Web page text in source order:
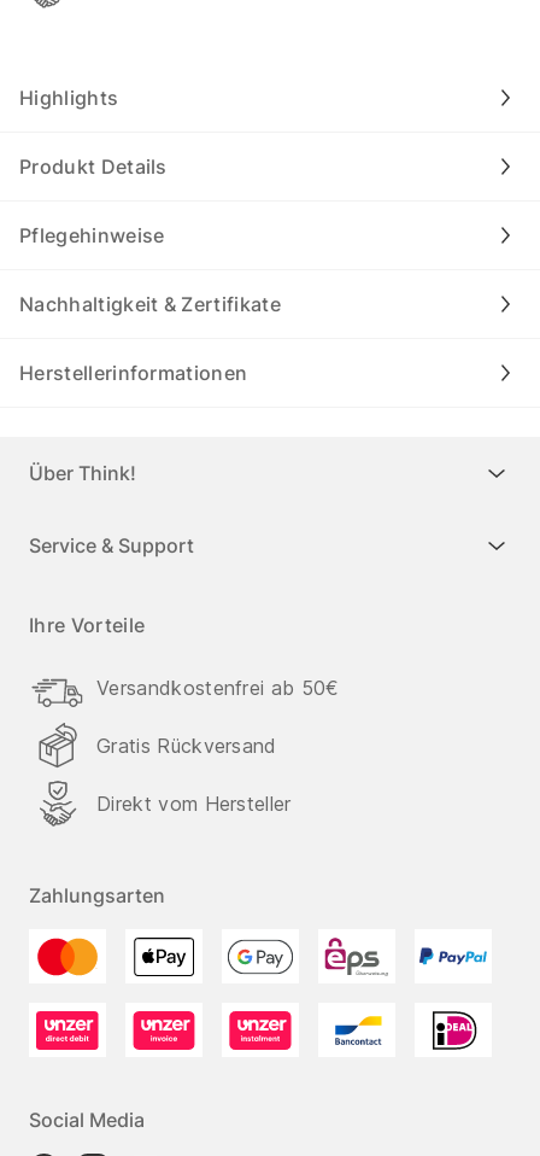
Highlights
Produkt Details
Pflegehinweise
Nachhaltigkeit & Zertifikate
Herstellerinformationen
Über Think!
Service & Support
Ihre Vorteile
Versandkostenfrei ab 50€
Gratis Rückversand
Direkt vom Hersteller
Zahlungsarten
Social Media